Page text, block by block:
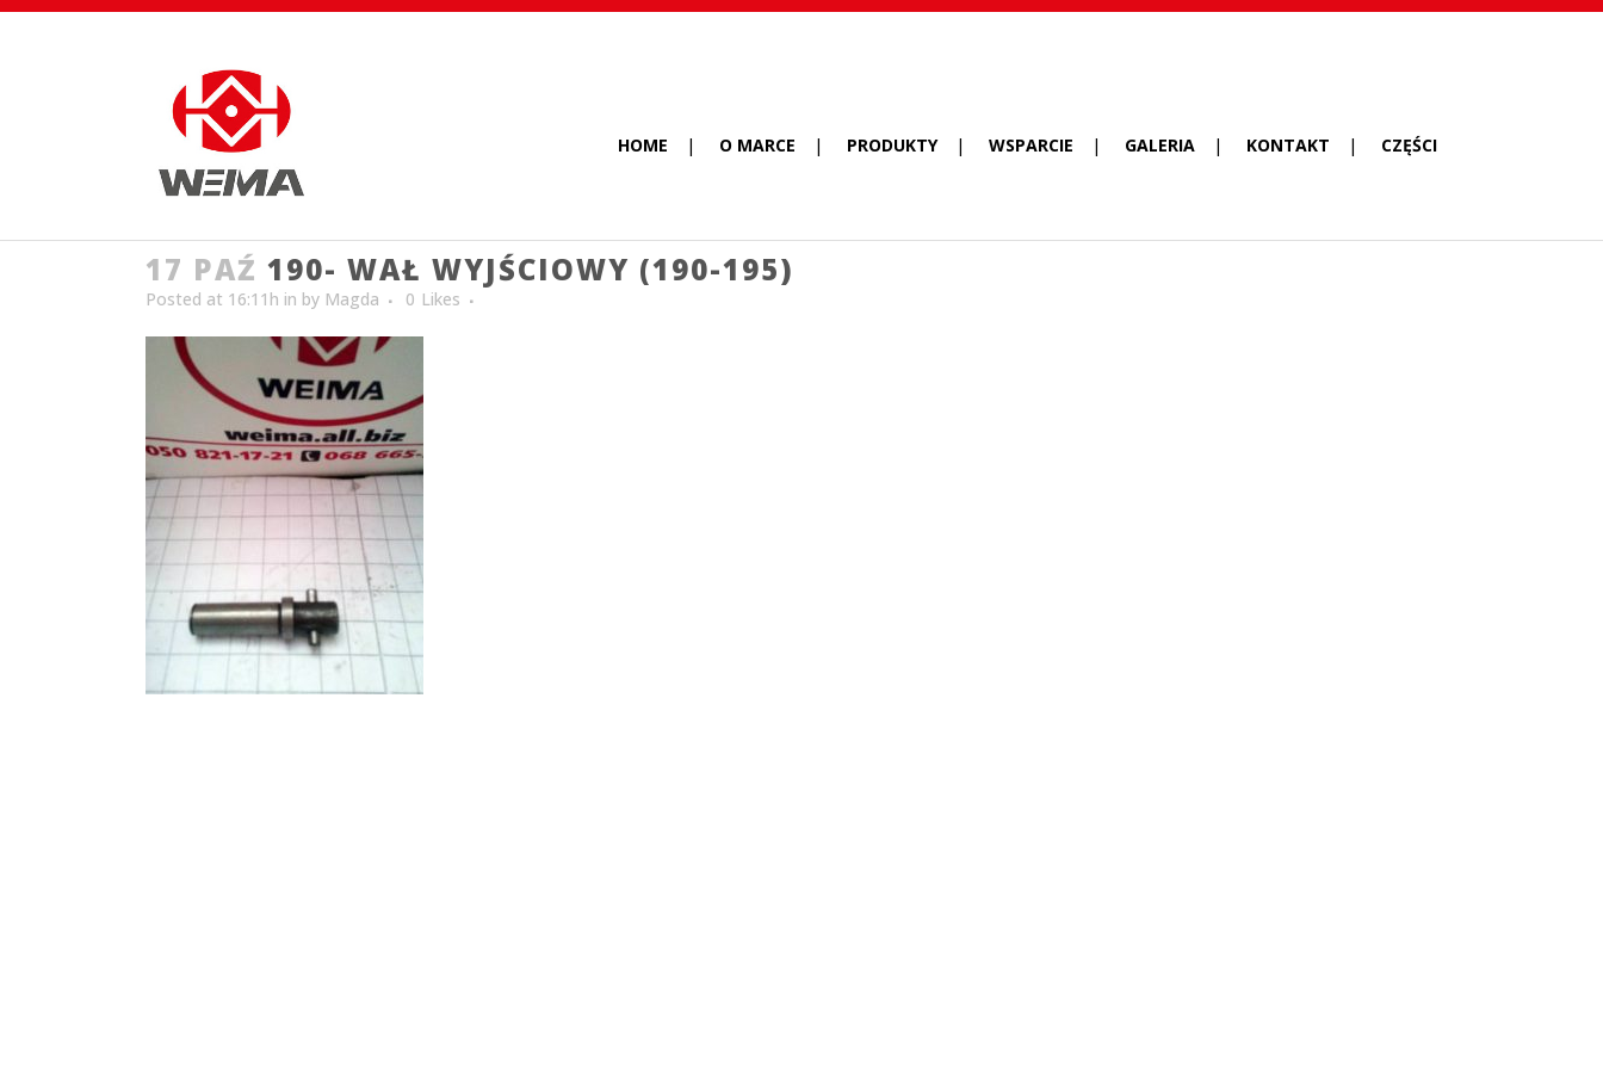
HOME O MARCE PRODUKTY WSPARCIE GALERIA KONTAKT CZĘŚCI
17 PAŹ 190- WAŁ WYJŚCIOWY (190-195)
Posted at 16:11h in by Magda 0 Likes